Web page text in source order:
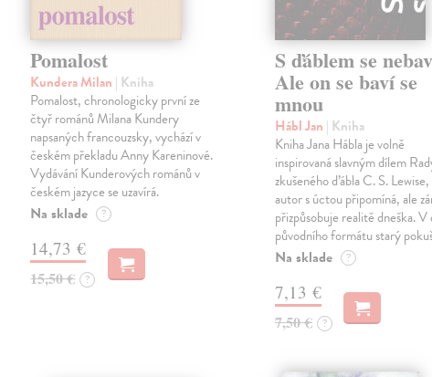
Pomalost
Kundera Milan | Kniha
Pomalost, chronologicky první ze
čtyř románů Milana Kundery
napsaných francouzsky, vychází v
českém překladu Anny Kareninové.
Vydávání Kunderových románů v
českém jazyce se uzavírá.
Na sklade ?
14,73 €
15,50 € ?
S ďáblem se
Ale on se baví se
mnou
Hábl Jan | Kniha
Kniha Jana Hábla je volně
inspirovaná slavným dílem
zkušeného ďábla C. S.
autor s úctou připomíná, ale
přizpůsobuje realitě dneška. V
původního formátu starý
Na sklade ?
7,13 €
7,50 € ?